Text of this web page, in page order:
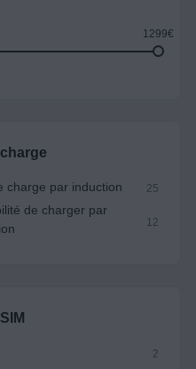
1299€
charge par induction 25
de charger par
12
2